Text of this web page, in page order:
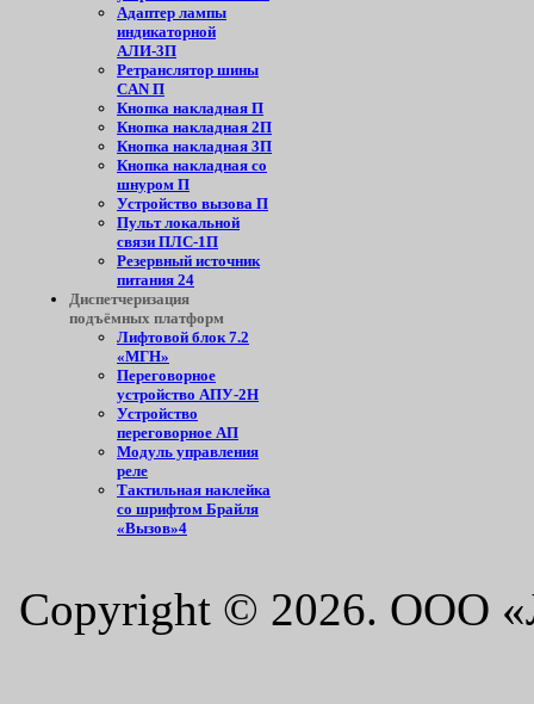
Адаптер лампы
индикаторной
АЛИ-3П
Ретранслятор шины
CAN П
Кнопка накладная П
Кнопка накладная 2П
Кнопка накладная 3П
Кнопка накладная со
шнуром П
Устройство вызова П
Пульт локальной
связи ПЛС-1П
Резервный источник
питания 24
Диспетчеризация
подъёмных платформ
Лифтовой блок 7.2
«МГН»
Переговорное
устройство АПУ-2Н
Устройство
переговорное АП
Модуль управления
реле
Тактильная наклейка
со шрифтом Брайля
«Вызов»4
Copyright © 2026. ООО